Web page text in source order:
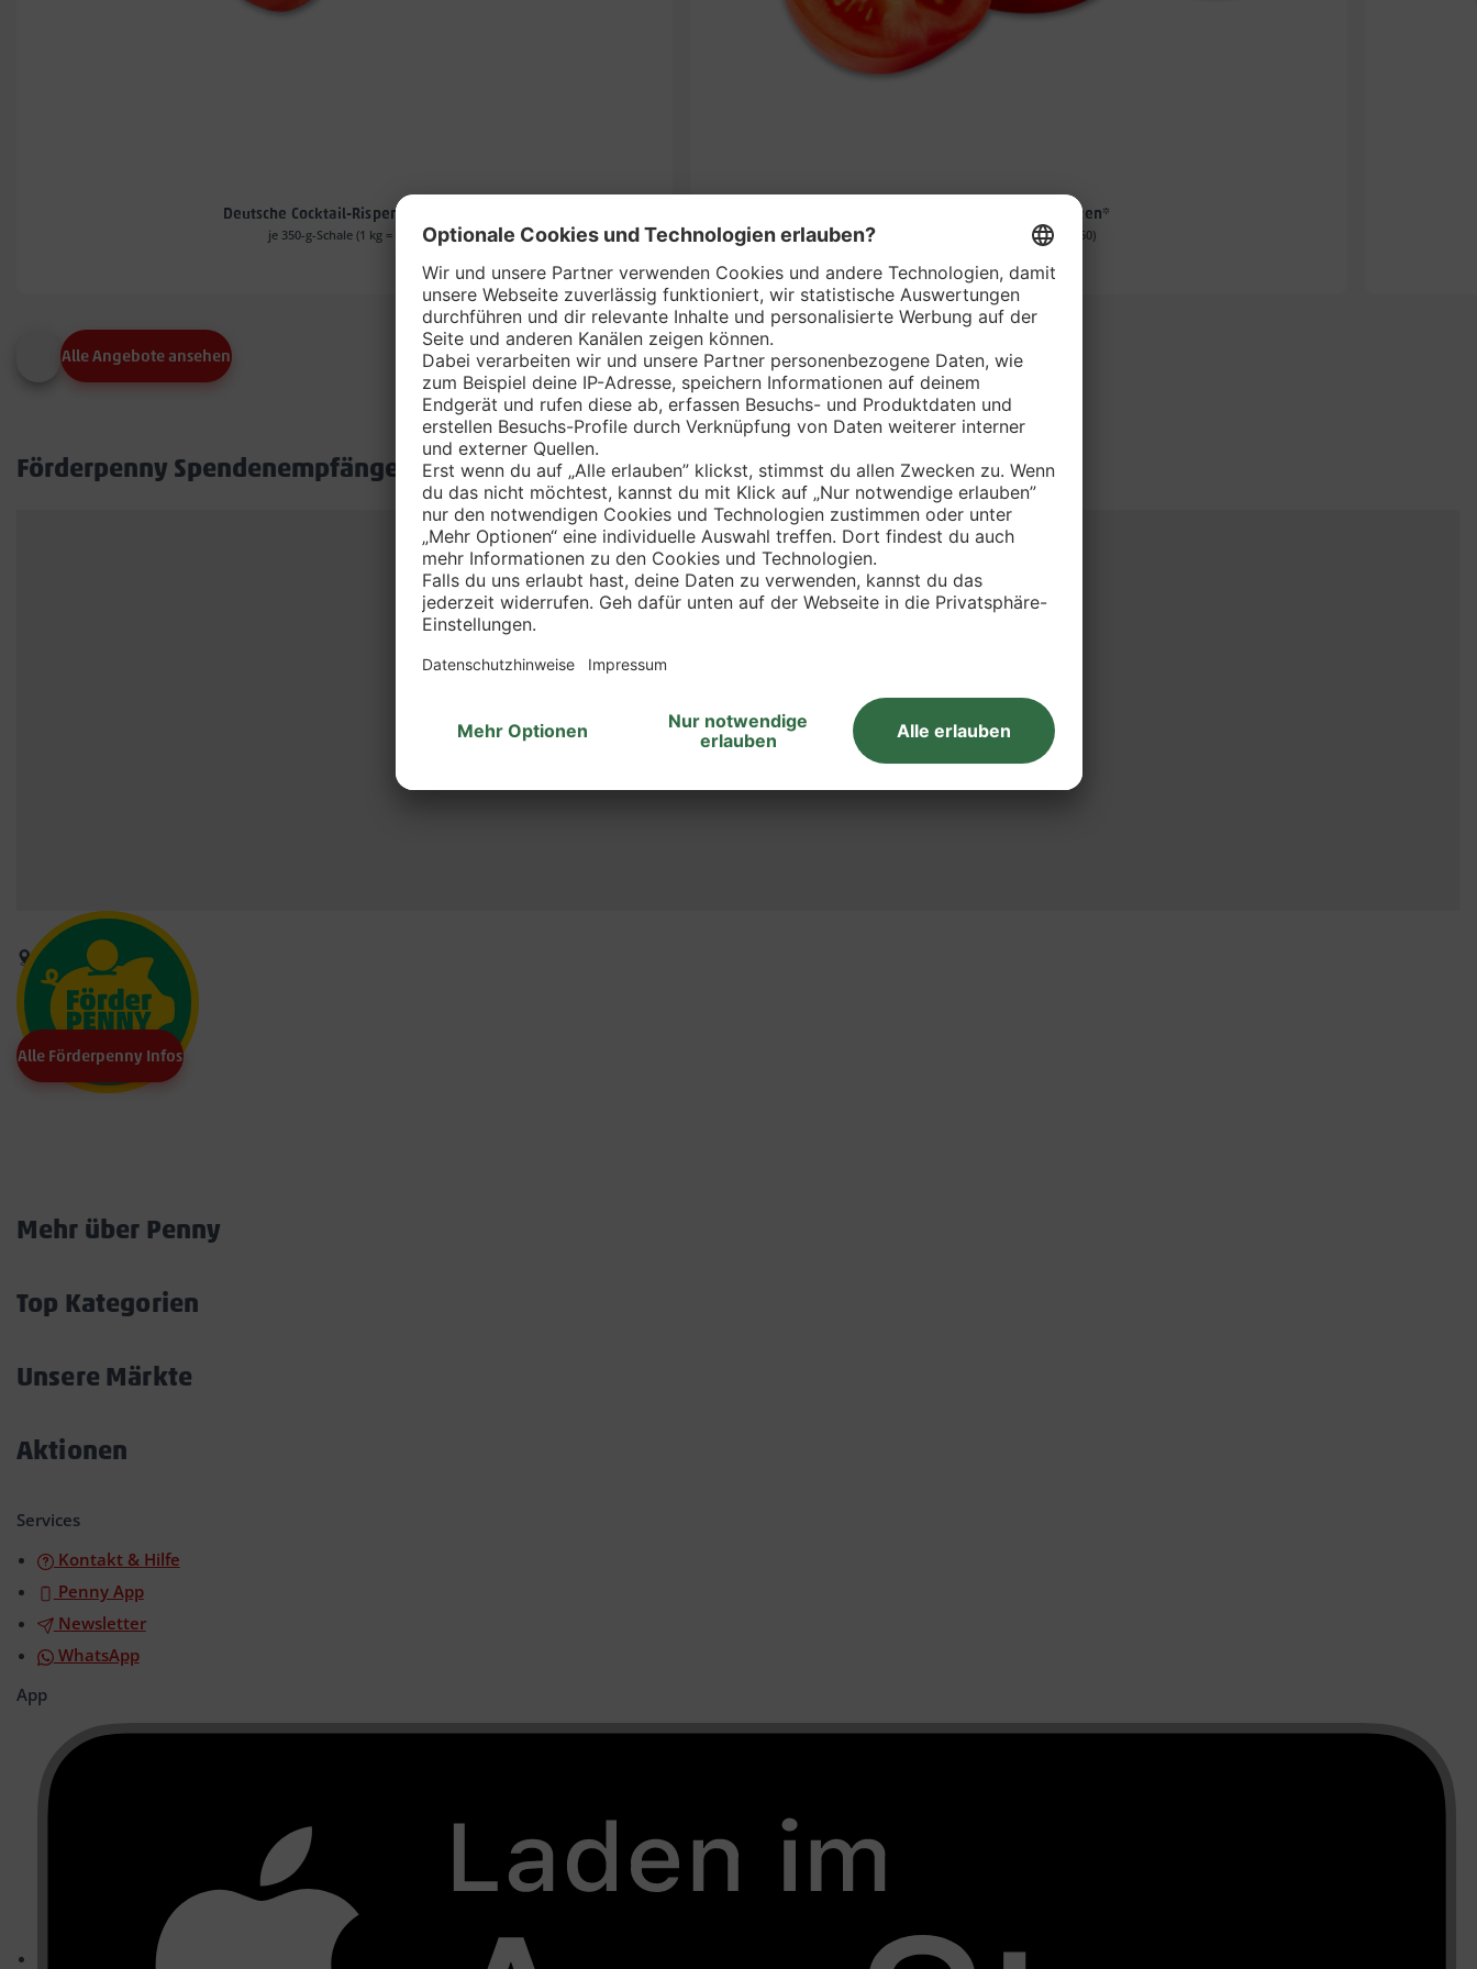
Deutsche Cocktail-Rispentomaten*
je 350-g-Schale (1 kg = 4.54)
Deutsche Rispentomaten*
je 650-g-Schale (1 kg = 2.60)
Alle Angebote ansehen
Förderpenny Spendenempfänger in deinem Markt
Alle Förderpenny Infos
Mehr über Penny
Top Kategorien
Unsere Märkte
Aktionen
Services
Kontakt & Hilfe
Penny App
Newsletter
WhatsApp
App